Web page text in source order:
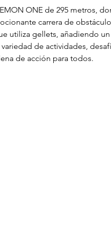
ONE de 295 metros,
carrera de
utiliza gellets, añadiendo
de actividades,
de acción para todos.